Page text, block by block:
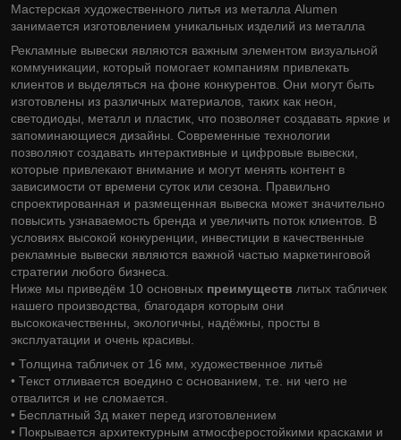
Мастерская художественного литья из металла Alumen
занимается изготовлением уникальных изделий из металла
Рекламные вывески являются важным элементом визуальной
коммуникации, который помогает компаниям привлекать
клиентов и выделяться на фоне конкурентов. Они могут быть
изготовлены из различных материалов, таких как неон,
светодиоды, металл и пластик, что позволяет создавать яркие и
запоминающиеся дизайны. Современные технологии
позволяют создавать интерактивные и цифровые вывески,
которые привлекают внимание и могут менять контент в
зависимости от времени суток или сезона. Правильно
спроектированная и размещенная вывеска может значительно
повысить узнаваемость бренда и увеличить поток клиентов. В
условиях высокой конкуренции, инвестиции в качественные
рекламные вывески являются важной частью маркетинговой
стратегии любого бизнеса.
Ниже мы приведём 10 основных преимуществ литых табличек
нашего производства, благодаря которым они
высококачественны, экологичны, надёжны, просты в
эксплуатации и очень красивы.
• Толщина табличек от 16 мм, художественное литьё
• Текст отливается воедино с основанием, т.е. ни чего не
отвалится и не сломается.
• Бесплатный 3д макет перед изготовлением
• Покрывается архитектурным атмосферостойкими красками и